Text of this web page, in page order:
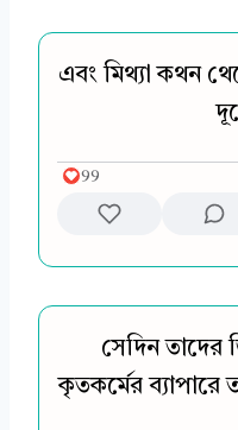
এবং মিথ্যা কথন
99
সেদিন তাদের
কৃতকর্মের ব্যাপারে